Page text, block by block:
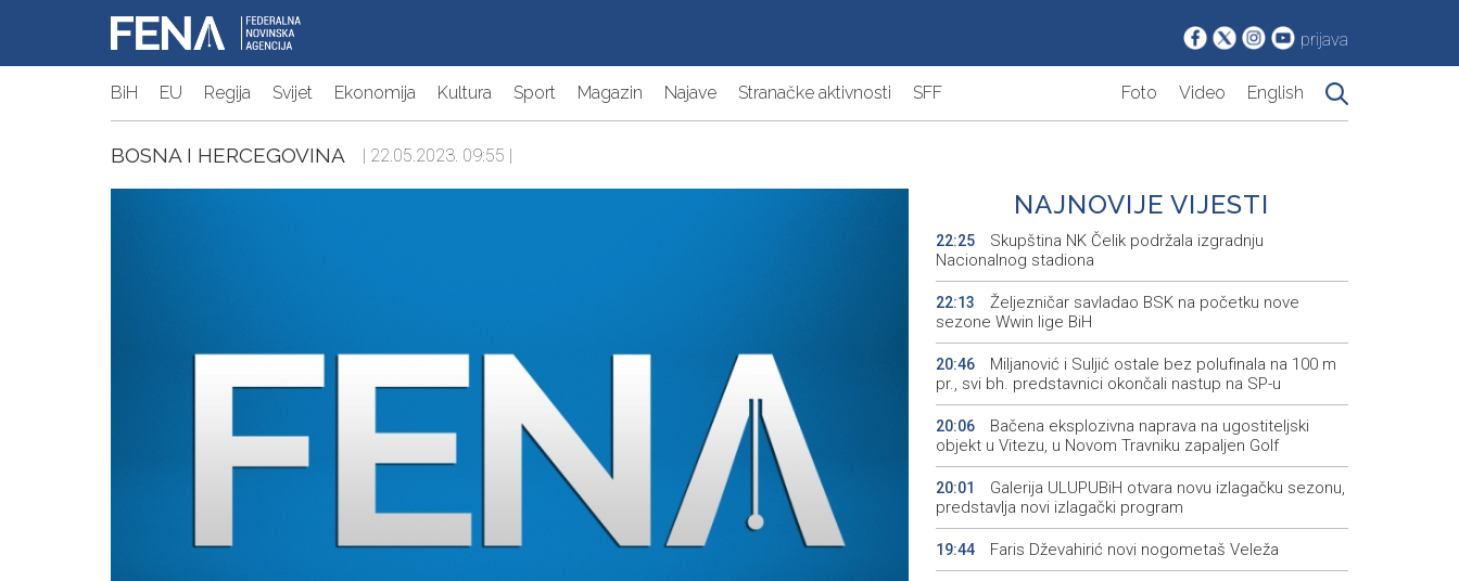
prijava
BiH EU Regija Svijet Ekonomija Kultura Sport Magazin Najave Stranačke aktivnosti SFF Foto Video English
BOSNA I HERCEGOVINA | 22.05.2023. 09:55 |
NAJNOVIJE VIJESTI
22:25
Skupština NK Čelik podržala izgradnju
Nacionalnog stadiona
22:13
Željezničar savladao BSK na početku nove
sezone Wwin lige BiH
20:46
Miljanović i Suljić ostale bez polufinala na 100 m
pr., svi bh. predstavnici okončali nastup na SP-u
20:06
Bačena eksplozivna naprava na ugostiteljski
objekt u Vitezu, u Novom Travniku zapaljen Golf
20:01
Galerija ULUPUBiH otvara novu izlagačku sezonu,
predstavlja novi izlagački program
19:44 Faris Dževahirić novi nogometaš Veleža